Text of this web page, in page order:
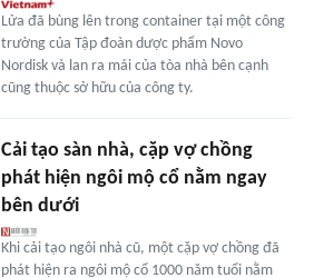
Lửa đã bùng lên trong container tại một công
trường của Tập đoàn dược phẩm Novo
Nordisk và lan ra mái của tòa nhà bên cạnh
cũng thuộc sở hữu của công ty.
Cải tạo sàn nhà, cặp vợ chồng
phát hiện ngôi mộ cổ nằm ngay
bên dưới
Khi cải tạo ngôi nhà cũ, một cặp vợ chồng đã
phát hiện ra ngôi mộ cổ 1000 năm tuổi nằm